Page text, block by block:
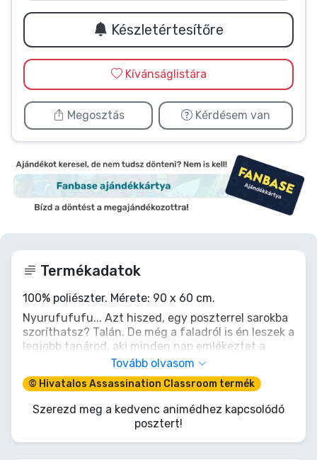
Készletértesítőre
Kívánságlistára
Megosztás Kérdésem van
Termékadatok
100% poliészter. Mérete: 90 x 60 cm.
Nyurufufufu... Azt hiszed, egy poszterrel sarokba
szoríthatsz? Talán. De még a faladról is én leszek a
legjobb tanárod, aki minden nap emlékeztet a
küldetésedre: légy jobb, erősebb, és talán egy nap
sikerül elkapnod. Addig is, ez a 90x60 cm-es,
felakasztható kihívás díszítse a főhadiszállásodat.
Készen állsz a napi leckére, diák? Ragadd meg a
lehetőséget, mielőtt Mach 20-szal tovaszállok!
Tovább olvasom
© Hivatalos Assassination Classroom termék
Szerezd meg a kedvenc animédhez kapcsolódó
posztert!